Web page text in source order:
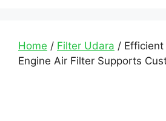
Home / Filter Udara / Efficient
Engine Air Filter Supports